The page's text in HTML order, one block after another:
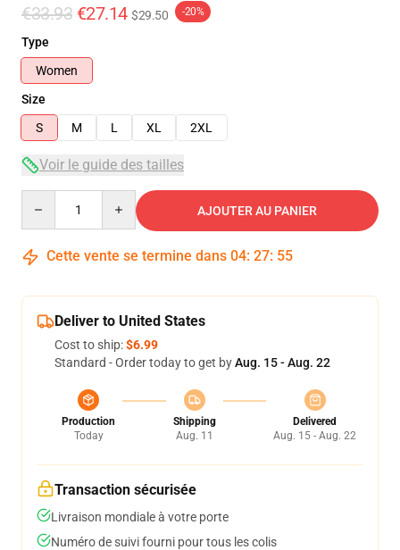
€33.93 €27.14 $29.50 -20%
Type
Women
Size
S
M L XL 2XL
Voir le guide des tailles
AJOUTER AU PANIER
Cette vente se termine dans 04: 27: 54
Deliver to United States
Cost to ship:$6.99
Standard - Order today to get byAug. 15 - Aug. 22
Production
Today
Shipping
Aug. 11
Delivered
Aug. 15 - Aug. 22
Transaction sécurisée
Livraison mondiale à votre porte
Numéro de suivi fourni pour tous les colis